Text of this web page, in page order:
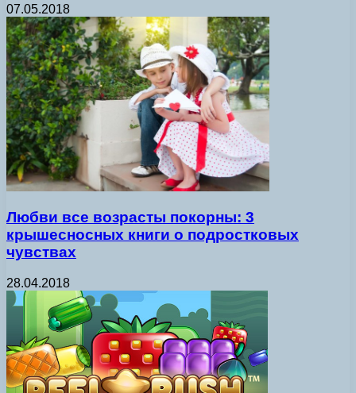
07.05.2018
Любви все возрасты покорны: 3
крышесносных книги о подростковых
чувствах
28.04.2018